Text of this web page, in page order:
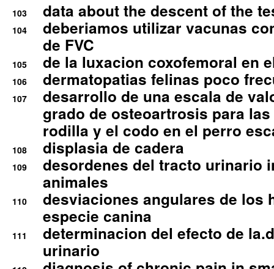
103 data about the descent of the
104
deberiamos utilizar vacunas
de FVC
105 de la luxacion coxofemoral en
106 dermatopatias felinas poco
107
desarrollo de una escala de
grado de osteoartrosis para
rodilla y el codo en el perro
108 displasia de cadera
109
desordenes del tracto urinario
animales
110
desviaciones angulares de los
especie canina
111
determinacion del efecto de
urinario